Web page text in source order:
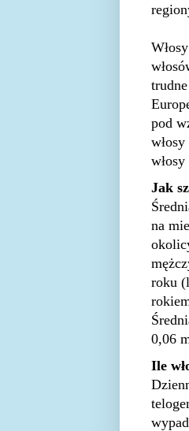
pod
Jak
na
roku
0,06
Ile